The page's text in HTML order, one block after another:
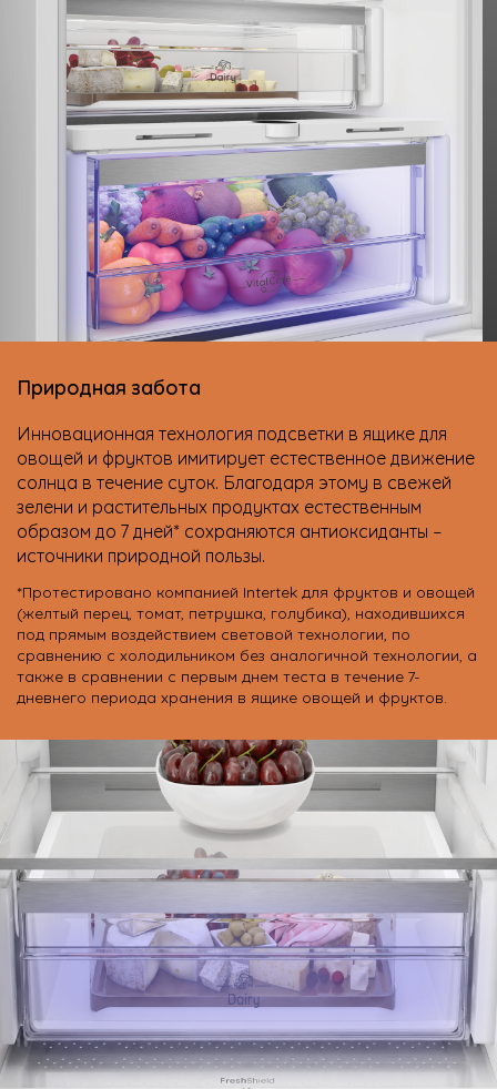
Природная забота
Инновационная технология подсветки в ящике для
овощей и фруктов имитирует естественное движение
солнца в течение суток. Благодаря этому в свежей
зелени и растительных продуктах естественным
образом до 7 дней* сохраняются антиоксиданты –
источники природной пользы.
*Протестировано компанией Intertek для фруктов и овощей
(желтый перец, томат, петрушка, голубика), находившихся
под прямым воздействием световой технологии, по
сравнению с холодильником без аналогичной технологии, а
также в сравнении с первым днем теста в течение 7-
дневнего периода хранения в ящике овощей и фруктов.